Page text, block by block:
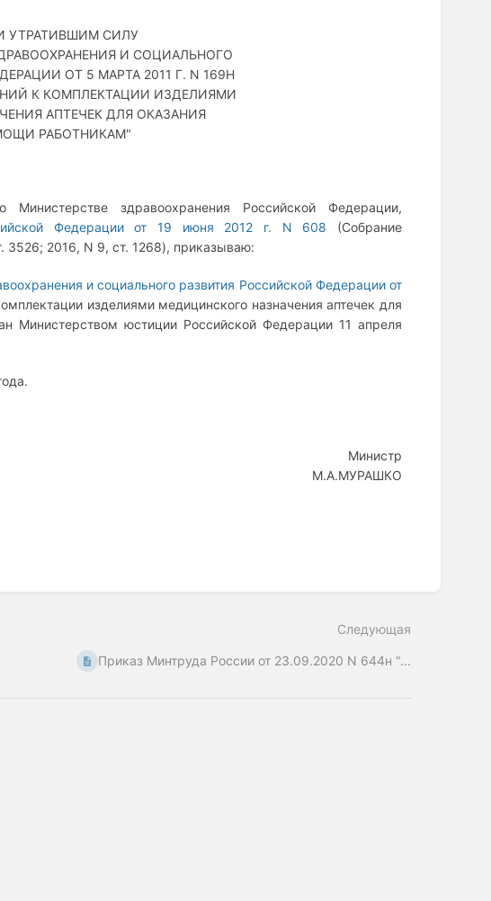
УТРАТИВШИМ СИЛУ
И СОЦИАЛЬНОГО
ОТ 5 МАРТА 2011 Г. N 169Н
К КОМПЛЕКТАЦИИ ИЗДЕЛИЯМИ
АПТЕЧЕК ДЛЯ ОКАЗАНИЯ
РАБОТНИКАМ"
здравоохранения Российской Федерации,
Федерации от 19 июня 2012 г. N 608 (Собрание
3526; 2016, N 9, ст. 1268), приказываю:
и социального развития Российской Федерации от
изделиями медицинского назначения аптечек для
Министерством юстиции Российской Федерации 11 апреля
Министр
М.А.МУРАШКО
Следующая
Приказ Минтруда России от 23.09.2020 N 644н "...